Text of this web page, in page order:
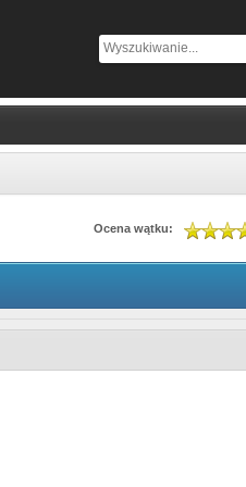
Ocena wątku: